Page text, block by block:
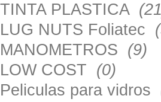
TINTA PLASTICA
LUG NUTS Foliatec
MANOMETROS (9)
LOW COST (0)
Peliculas para vidros